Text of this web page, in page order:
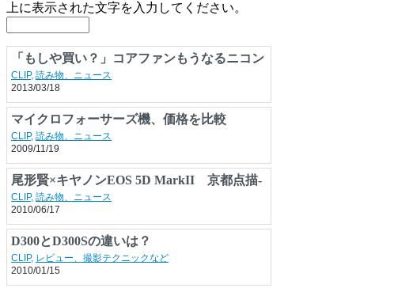
上に表示された文字を入力してください。
「もしや買い？」コアファンもうなるニコン
「COOLPIX A」の“実用度
CLIP, 読み物、ニュース
2013/03/18
マイクロフォーサーズ機、価格を比較
CLIP, 読み物、ニュース
2009/11/19
尾形賢×キヤノンEOS 5D MarkII 京都点描-
東山編-
CLIP, 読み物、ニュース
2010/06/17
D300とD300Sの違いは？
CLIP, レビュー、撮影テクニックなど
2010/01/15